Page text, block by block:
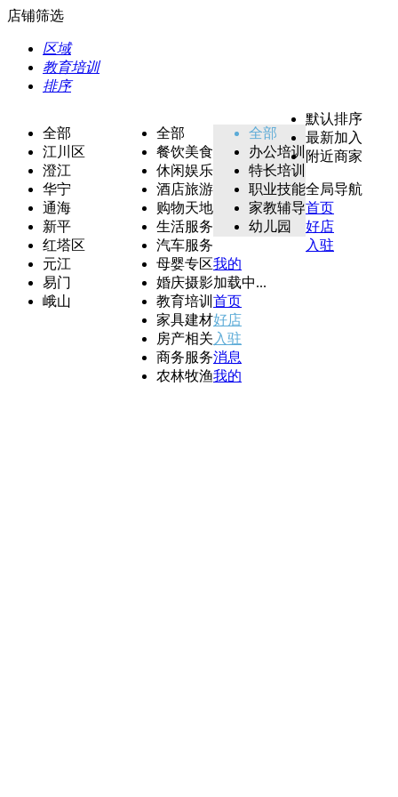
店铺筛选
区域
教育培训
排序
全部
江川区
澄江
华宁
通海
新平
红塔区
元江
易门
峨山
全部
餐饮美食
休闲娱乐
酒店旅游
购物天地
生活服务
汽车服务
母婴专区
婚庆摄影
教育培训
家具建材
房产相关
商务服务
农林牧渔
全部
办公培训
特长培训
职业技能
家教辅导
幼儿园
默认排序
最新加入
附近商家
全局导航
首页
好店
入驻
我的
加载中...
首页
好店
入驻
消息
我的